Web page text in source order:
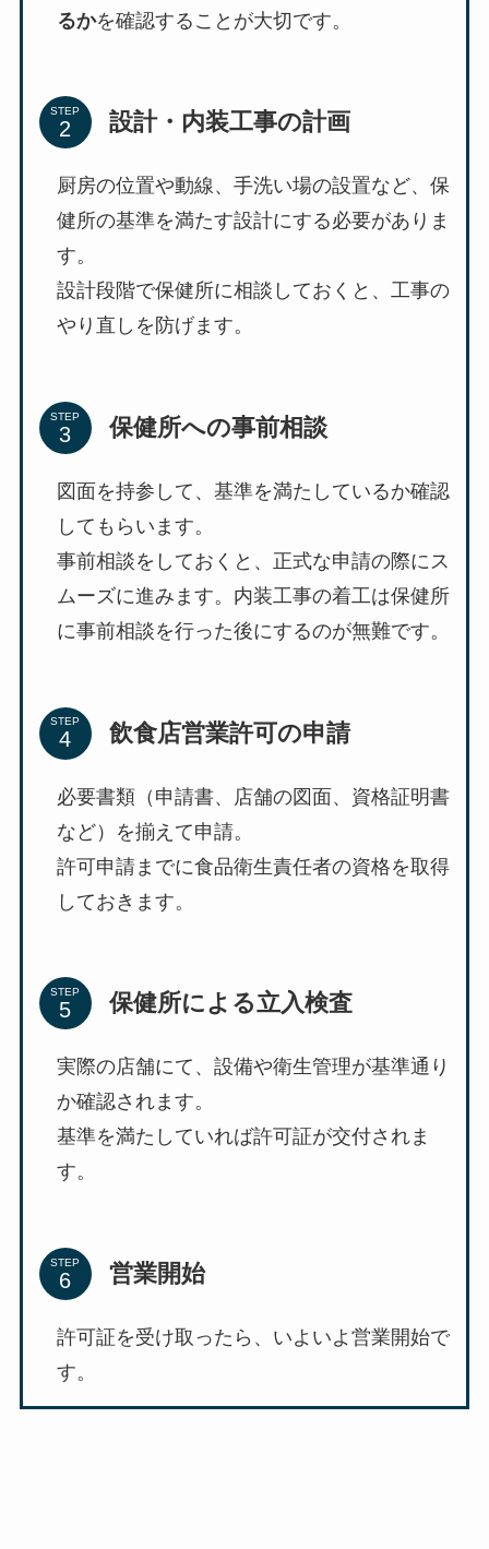
るかを確認することが大切です。
STEP 設計・内装工事の計画
厨房の位置や動線、手洗い場の設置など、保
健所の基準を満たす設計にする必要がありま
す。
設計段階で保健所に相談しておくと、工事の
やり直しを防げます。
STEP 保健所への事前相談
図面を持参して、基準を満たしているか確認
してもらいます。
事前相談をしておくと、正式な申請の際にス
ムーズに進みます。内装工事の着工は保健所
に事前相談を行った後にするのが無難です。
STEP 飲食店営業許可の申請
必要書類（申請書、店舗の図面、資格証明書
など）を揃えて申請。
許可申請までに食品衛生責任者の資格を取得
しておきます。
STEP 保健所による立入検査
実際の店舗にて、設備や衛生管理が基準通り
か確認されます。
基準を満たしていれば許可証が交付されま
す。
STEP 営業開始
許可証を受け取ったら、いよいよ営業開始で
す。